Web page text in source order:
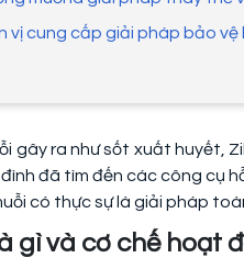
vị cung cấp giải pháp bảo
gây ra như sốt xuất huyết,
đình đã tìm đến các công cụ
có thực sự là giải pháp
gì và cơ chế hoạt